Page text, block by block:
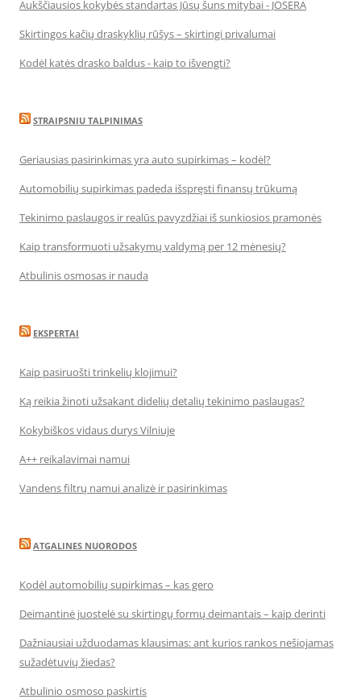
Aukščiausios kokybės standartas Jūsų šuns mitybai - JOSERA
Skirtingos kačių draskyklių rūšys – skirtingi privalumai
Kodėl katės drasko baldus - kaip to išvengti?
STRAIPSNIU TALPINIMAS
Geriausias pasirinkimas yra auto supirkimas – kodėl?
Automobilių supirkimas padeda išspręsti finansų trūkumą
Tekinimo paslaugos ir realūs pavyzdžiai iš sunkiosios pramonės
Kaip transformuoti užsakymų valdymą per 12 mėnesių?
Atbulinis osmosas ir nauda
EKSPERTAI
Kaip pasiruošti trinkelių klojimui?
Ką reikia žinoti užsakant didelių detalių tekinimo paslaugas?
Kokybiškos vidaus durys Vilniuje
A++ reikalavimai namui
Vandens filtrų namui analizė ir pasirinkimas
ATGALINES NUORODOS
Kodėl automobilių supirkimas – kas gero
Deimantinė juostelė su skirtingų formų deimantais – kaip derinti
Dažniausiai užduodamas klausimas: ant kurios rankos nešiojamas
sužadėtuvių žiedas?
Atbulinio osmoso paskirtis